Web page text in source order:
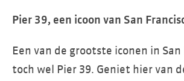
Pier 39, een icoon van San
Een van de grootste iconen in San
toch wel Pier 39. Geniet hier van